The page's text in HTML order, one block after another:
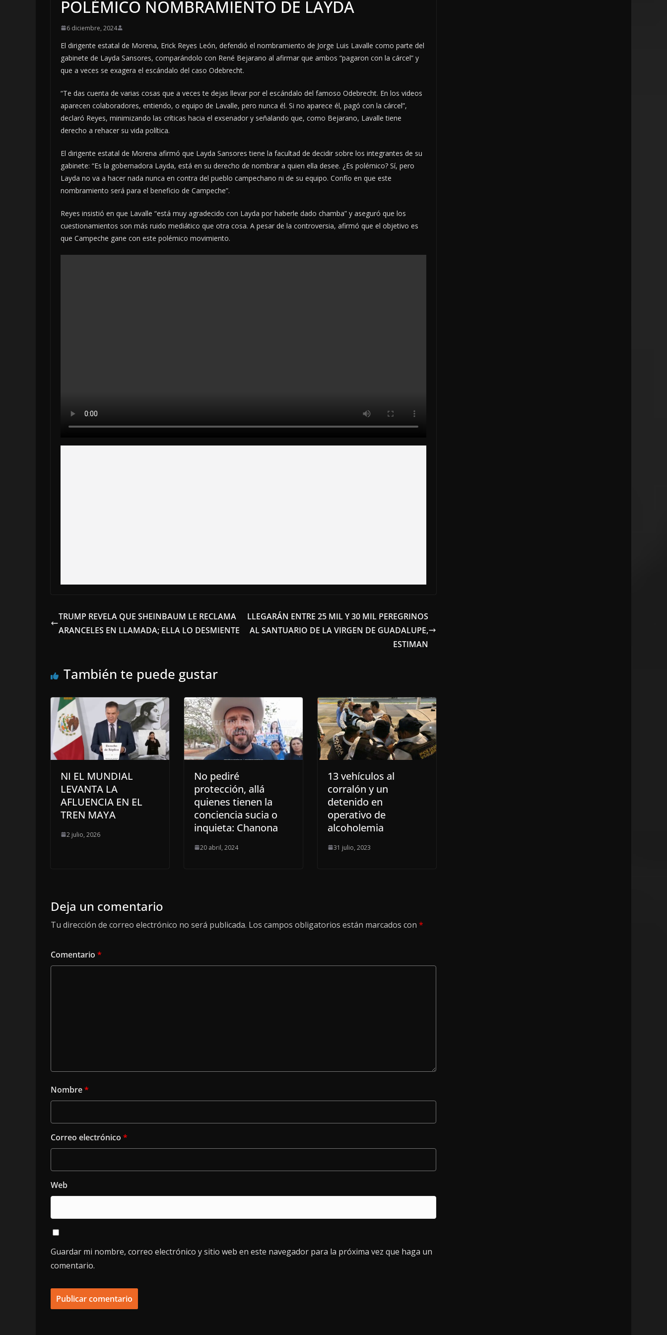
POLÉMICO NOMBRAMIENTO DE LAYDA
6 diciembre, 2024
El dirigente estatal de Morena, Erick Reyes León, defendió el nombramiento de Jorge Luis Lavalle como parte del
gabinete de Layda Sansores, comparándolo con René Bejarano al afirmar que ambos “pagaron con la cárcel” y
que a veces se exagera el escándalo del caso Odebrecht.
“Te das cuenta de varias cosas que a veces te dejas llevar por el escándalo del famoso Odebrecht. En los videos
aparecen colaboradores, entiendo, o equipo de Lavalle, pero nunca él. Si no aparece él, pagó con la cárcel”,
declaró Reyes, minimizando las críticas hacia el exsenador y señalando que, como Bejarano, Lavalle tiene
derecho a rehacer su vida política.
El dirigente estatal de Morena afirmó que Layda Sansores tiene la facultad de decidir sobre los integrantes de su
gabinete: “Es la gobernadora Layda, está en su derecho de nombrar a quien ella desee. ¿Es polémico? Sí, pero
Layda no va a hacer nada nunca en contra del pueblo campechano ni de su equipo. Confío en que este
nombramiento será para el beneficio de Campeche”.
Reyes insistió en que Lavalle “está muy agradecido con Layda por haberle dado chamba” y aseguró que los
cuestionamientos son más ruido mediático que otra cosa. A pesar de la controversia, afirmó que el objetivo es
que Campeche gane con este polémico movimiento.
TRUMP REVELA QUE SHEINBAUM LE RECLAMA
ARANCELES EN LLAMADA; ELLA LO DESMIENTE
LLEGARÁN ENTRE 25 MIL Y 30 MIL PEREGRINOS
AL SANTUARIO DE LA VIRGEN DE GUADALUPE,
ESTIMAN
También te puede gustar
NI EL MUNDIAL
LEVANTA LA
AFLUENCIA EN EL
TREN MAYA
2 julio, 2026
No pediré
protección, allá
quienes tienen la
conciencia sucia o
inquieta: Chanona
20 abril, 2024
13 vehículos al
corralón y un
detenido en
operativo de
alcoholemia
31 julio, 2023
Deja un comentario
Tu dirección de correo electrónico no será publicada. Los campos obligatorios están marcados con *
Comentario *
Nombre*
Correo electrónico *
Web
Guardar mi nombre, correo electrónico y sitio web en este navegador para la próxima vez que haga un
comentario.